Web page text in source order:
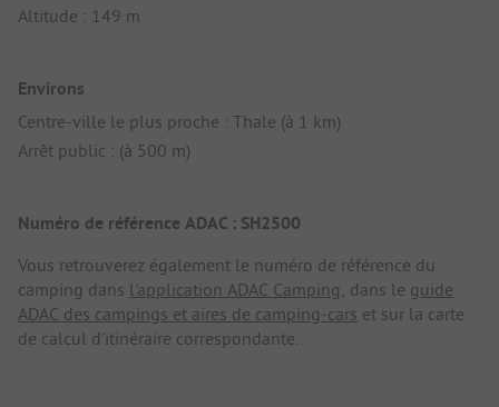
Altitude : 149 m
Environs
Centre-ville le plus proche : Thale (à 1 km)
Arrêt public : (à 500 m)
Numéro de référence ADAC : SH2500
Vous retrouverez également le numéro de référence du
camping dans l'application ADAC Camping, dans le guide
ADAC des campings et aires de camping-cars et sur la carte
de calcul d'itinéraire correspondante.